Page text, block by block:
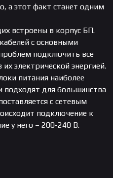
а этот факт станет одним
встроены в корпус БП.
с основными
подключить все
электрической энергией.
питания наиболее
подходят для большинства
с сетевым
подключение к
у него – 200-240 В.